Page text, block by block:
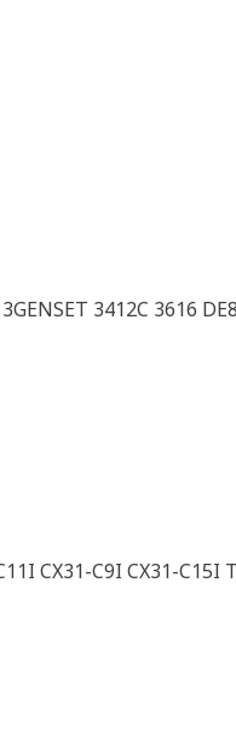
3412C 3616
CX31-C9I CX31-C15I